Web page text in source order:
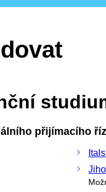
přijímacího